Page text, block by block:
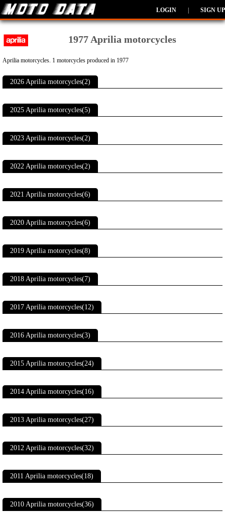
LOGIN SIGN UP
1977 Aprilia motorcycles
Aprilia motorcycles. 1 motorcycles produced in 1977
2026 Aprilia motorcycles(2)
2025 Aprilia motorcycles(5)
2023 Aprilia motorcycles(2)
2022 Aprilia motorcycles(2)
2021 Aprilia motorcycles(6)
2020 Aprilia motorcycles(6)
2019 Aprilia motorcycles(8)
2018 Aprilia motorcycles(7)
2017 Aprilia motorcycles(12)
2016 Aprilia motorcycles(3)
2015 Aprilia motorcycles(24)
2014 Aprilia motorcycles(16)
2013 Aprilia motorcycles(27)
2012 Aprilia motorcycles(32)
2011 Aprilia motorcycles(18)
2010 Aprilia motorcycles(36)